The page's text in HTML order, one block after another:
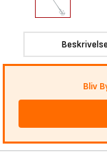
Beskrivelse
Bliv